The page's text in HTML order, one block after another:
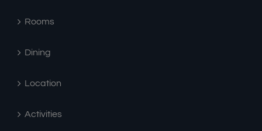
Rooms
Dining
Location
Activities